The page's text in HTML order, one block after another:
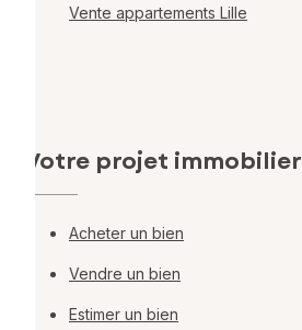
Vente appartements Lille
Votre projet immobilier
Acheter un bien
Vendre un bien
Estimer un bien